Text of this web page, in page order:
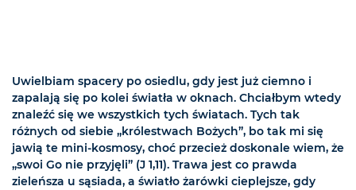
Uwielbiam spacery po osiedlu, gdy jest już ciemno i
zapalają się po kolei światła w oknach. Chciałbym wtedy
znaleźć się we wszystkich tych światach. Tych tak
różnych od siebie „królestwach Bożych”, bo tak mi się
jawią te mini-kosmosy, choć przecież doskonale wiem, że
„swoi Go nie przyjęli” (J 1,11). Trawa jest co prawda
zieleńsza u sąsiada, a światło żarówki cieplejsze, gdy